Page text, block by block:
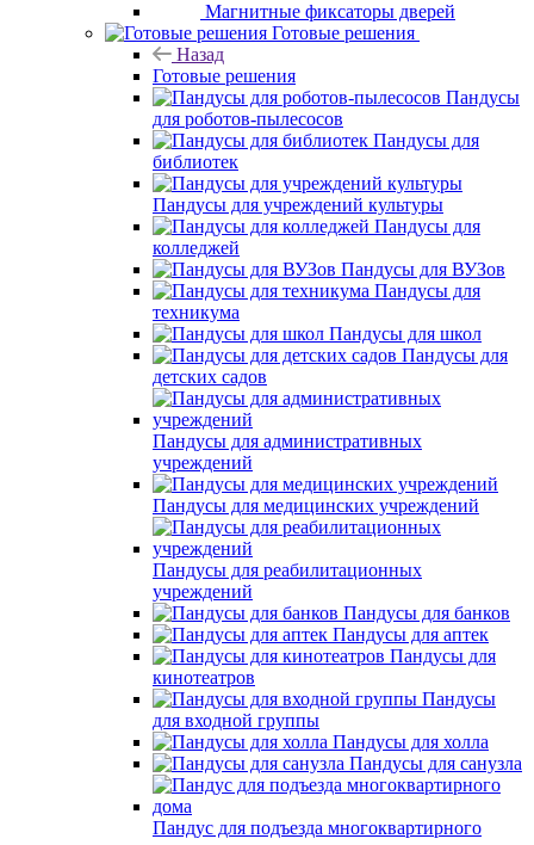
Магнитные фиксаторы дверей
Готовые решения
Назад
Готовые решения
Пандусы
для роботов-пылесосов
Пандусы для
библиотек
Пандусы для учреждений культуры
Пандусы для
колледжей
Пандусы для ВУЗов
Пандусы для
техникума
Пандусы для школ
Пандусы для
детских садов
Пандусы для административных
учреждений
Пандусы для медицинских учреждений
Пандусы для реабилитационных
учреждений
Пандусы для банков
Пандусы для аптек
Пандусы для
кинотеатров
Пандусы
для входной группы
Пандусы для холла
Пандусы для санузла
Пандус для подъезда многоквартирного